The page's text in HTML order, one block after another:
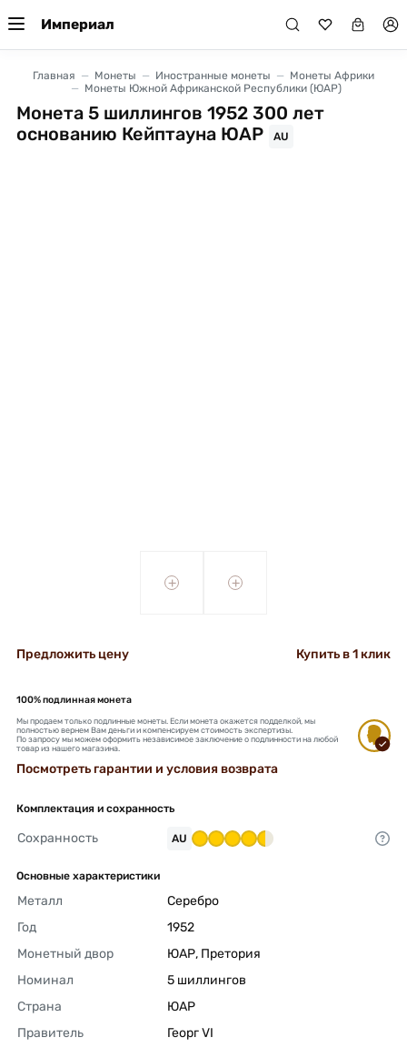
Империал
Главная Монеты Иностранные монеты
Монеты Африки
Монеты Южной Африканской Республики (ЮАР)
Монета 5 шиллингов 1952 300 лет
основанию Кейптауна ЮАР
AU
+ +
Предложить цену Купить в 1 клик
100% подлинная монета
Мы продаем только подлинные монеты. Если монета окажется подделкой, мы
полностью вернем Вам деньги и компенсируем стоимость экспертизы.
По запросу мы можем оформить независимое заключение о подлинности на любой
товар из нашего магазина.
Посмотреть гарантии и условия возврата
Комплектация и сохранность
Сохранность AU
Основные характеристики
Металл
Серебро
Год
1952
Монетный двор
ЮАР, Претория
Номинал
5 шиллингов
Страна
ЮАР
Правитель
Георг VI